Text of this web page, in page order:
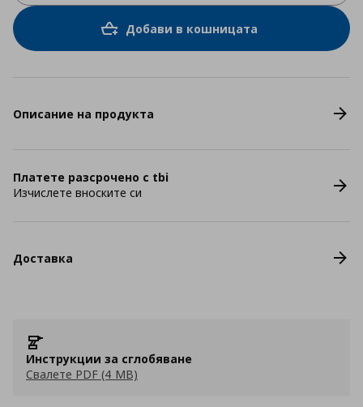
Добави в кошницата
Описание на продукта
Платете разсрочено с tbi
Изчислете вноските си
Доставка
Инструкции за сглобяване
Свалете PDF (4 MB)